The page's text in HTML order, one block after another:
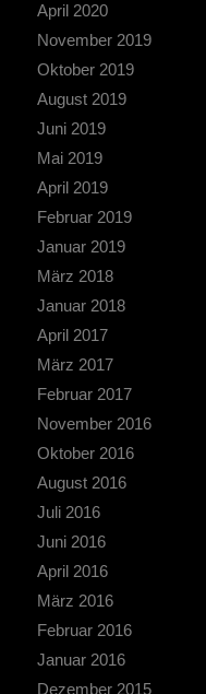
April 2020
November 2019
Oktober 2019
August 2019
Juni 2019
Mai 2019
April 2019
Februar 2019
Januar 2019
März 2018
Januar 2018
April 2017
März 2017
Februar 2017
November 2016
Oktober 2016
August 2016
Juli 2016
Juni 2016
April 2016
März 2016
Februar 2016
Januar 2016
Dezember 2015